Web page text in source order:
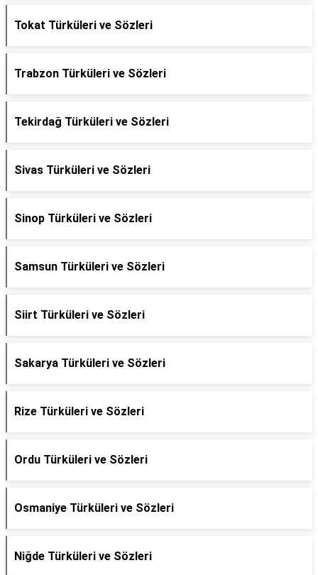
Tokat Türküleri ve Sözleri
Trabzon Türküleri ve Sözleri
Tekirdağ Türküleri ve Sözleri
Sivas Türküleri ve Sözleri
Sinop Türküleri ve Sözleri
Samsun Türküleri ve Sözleri
Siirt Türküleri ve Sözleri
Sakarya Türküleri ve Sözleri
Rize Türküleri ve Sözleri
Ordu Türküleri ve Sözleri
Osmaniye Türküleri ve Sözleri
Niğde Türküleri ve Sözleri